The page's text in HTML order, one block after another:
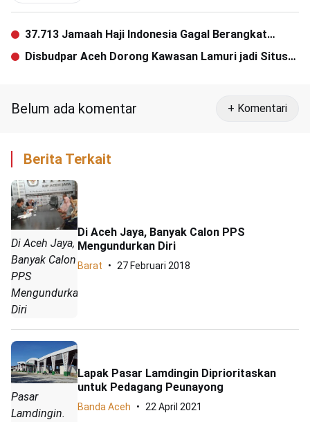
37.713 Jamaah Haji Indonesia Gagal Berangkat
Karena Pandemi
Disbudpar Aceh Dorong Kawasan Lamuri jadi Situs
Belum ada komentar + Komentari
Berita Terkait
Di Aceh Jaya,
Banyak Calon
PPS
Mengundurkan
Diri
Di Aceh Jaya, Banyak Calon PPS
Mengundurkan Diri
Barat 27 Februari 2018
Pasar
Lamdingin.
Lapak Pasar Lamdingin Diprioritaskan
untuk Pedagang Peunayong
Banda Aceh 22 April 2021